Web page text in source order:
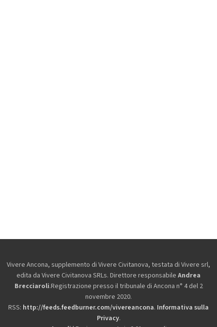
Vivere Ancona, supplemento di Vivere Civitanova, testata di Vivere srl,
edita da Vivere Civitanova SRLs. Direttore responsabile Andrea
Brecciaroli.Registrazione presso il tribunale di Ancona n° 4 del 2
novembre 2020.
RSS: http://feeds.feedburner.com/vivereancona. Informativa sulla
Privacy.